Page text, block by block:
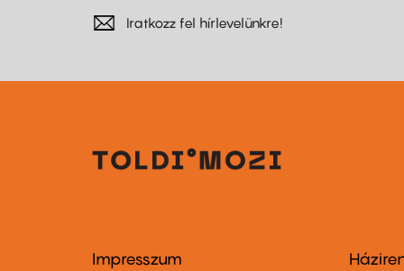
Iratkozz fel hírlevelünkre!
Impresszum